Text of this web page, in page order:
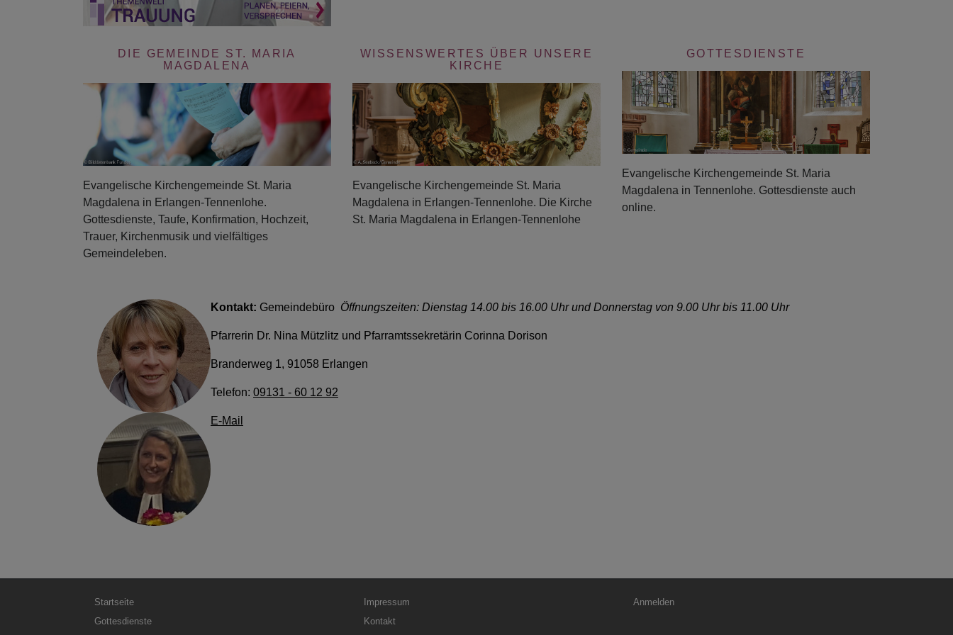
DIE GEMEINDE ST. MARIA
MAGDALENA
Evangelische Kirchengemeinde St. Maria
Magdalena in Erlangen-Tennenlohe.
Gottesdienste, Taufe, Konfirmation, Hochzeit,
Trauer, Kirchenmusik und vielfältiges
Gemeindeleben.
WISSENSWERTES ÜBER UNSERE
KIRCHE
Evangelische Kirchengemeinde St. Maria
Magdalena in Erlangen-Tennenlohe. Die Kirche
St. Maria Magdalena in Erlangen-Tennenlohe
GOTTESDIENSTE
Evangelische Kirchengemeinde St. Maria
Magdalena in Tennenlohe. Gottesdienste auch
online.
Kontakt: Gemeindebüro Öffnungszeiten: Dienstag 14.00 bis 16.00 Uhr und Donnerstag von 9.00 Uhr bis 11.00 Uhr
Pfarrerin Dr. Nina Mützlitz und Pfarramtssekretärin Corinna Dorison
Branderweg 1, 91058 Erlangen
Telefon: 09131 - 60 12 92
E-Mail
Hauptnavigation
Startseite
Gottesdienste
Fußbereichsmenü
Impressum
Kontakt
Benutzermenü
Anmelden